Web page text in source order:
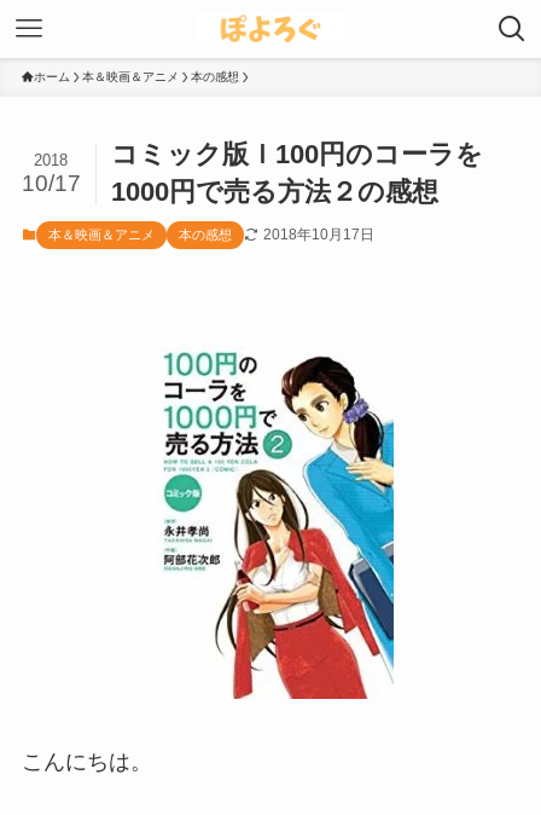
ホーム 本＆映画＆アニメ 本の感想
コミック版ｌ100円のコーラを
1000円で売る方法２の感想
2018
10/17
本＆映画＆アニメ 本の感想 2018年10月17日
こんにちは。